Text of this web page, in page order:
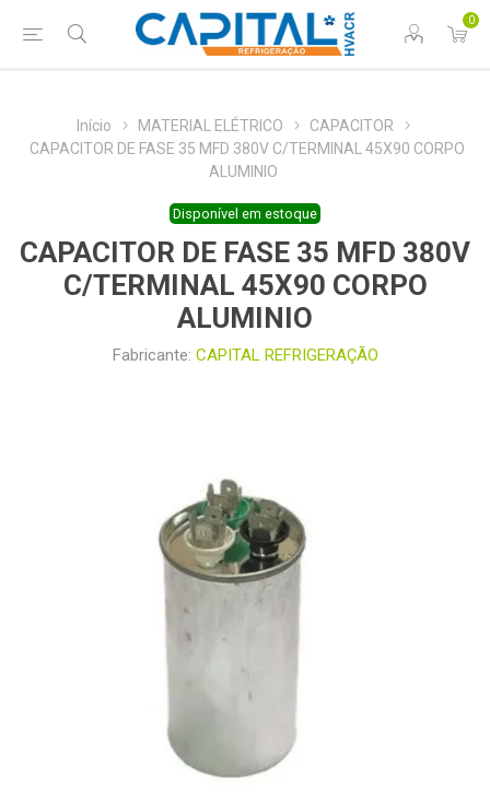
0
Início MATERIAL ELÉTRICO
CAPACITOR
CAPACITOR DE FASE 35 MFD 380V C/TERMINAL 45X90 CORPO
ALUMINIO
Disponível em estoque
CAPACITOR DE FASE 35 MFD 380V
C/TERMINAL 45X90 CORPO
ALUMINIO
Fabricante: CAPITAL REFRIGERAÇÃO